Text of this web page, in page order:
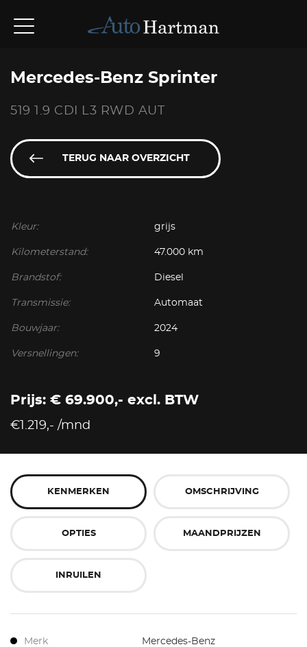
Mercedes-Benz Sprinter
519 1.9 CDI L3 RWD AUT
TERUG NAAR OVERZICHT
Kleur: grijs
Kilometerstand: 47.000 km
Brandstof: Diesel
Transmissie: Automaat
Bouwjaar: 2024
Versnellingen: 9
Prijs: € 69.900,- excl. BTW
€1.219,- /mnd
KENMERKEN OMSCHRIJVING
OPTIES MAANDPRIJZEN
INRUILEN
Merk
Mercedes-Benz